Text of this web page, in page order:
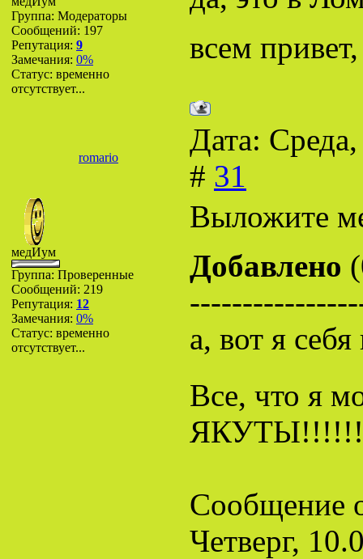
Группа: Модераторы
Сообщений: 197
Репутация: 9
Замечания: 0%
Статус: временно
отсутствует...
всем
romario
Дата:
# 31
медИум
Группа: Проверенные
Сообщений: 219
Репутация: 12
Замечания: 0%
Статус: временно
отсутствует...
Выложите
Добавлено
а, вот я
Все, что я
ЯКУТЫ!!!!!!
Сообщение
Четверг,